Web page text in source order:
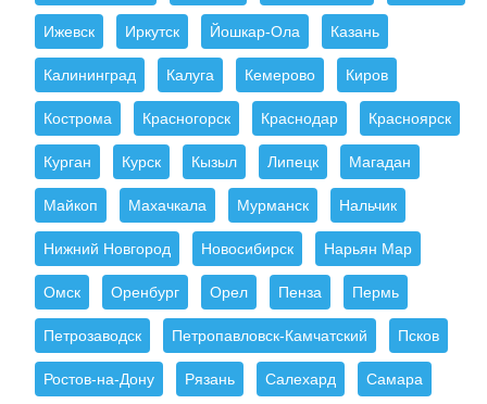
Ижевск Иркутск Йошкар-Ола Казань
Калининград Калуга Кемерово Киров
Кострома Красногорск Краснодар Красноярск
Курган Курск Кызыл Липецк Магадан
Майкоп Махачкала Мурманск Нальчик
Нижний Новгород Новосибирск Нарьян Мар
Омск Оренбург Орел Пенза Пермь
Петрозаводск Петропавловск-Камчатский Псков
Ростов-на-Дону Рязань Салехард Самара